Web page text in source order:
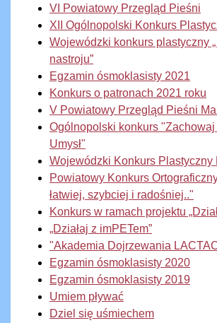
VI Powiatowy Przegląd Pieśni
XII Ogólnopolski Konkurs
Wojewódzki konkurs plastyczny
nastroju”
Egzamin ósmoklasisty 2021
Konkurs o patronach 2021 roku
V Powiatowy Przegląd Pieśni
Ogólnopolski konkurs "Zachowaj
Umysł"
Wojewódzki Konkurs Plastyczny
Powiatowy Konkurs
łatwiej, szybciej i radośniej.."
Konkurs w ramach projektu
„Działaj z imPETem”
"Akademia Dojrzewania
Egzamin ósmoklasisty 2020
Egzamin ósmoklasisty 2019
Umiem pływać
Dziel się uśmiechem